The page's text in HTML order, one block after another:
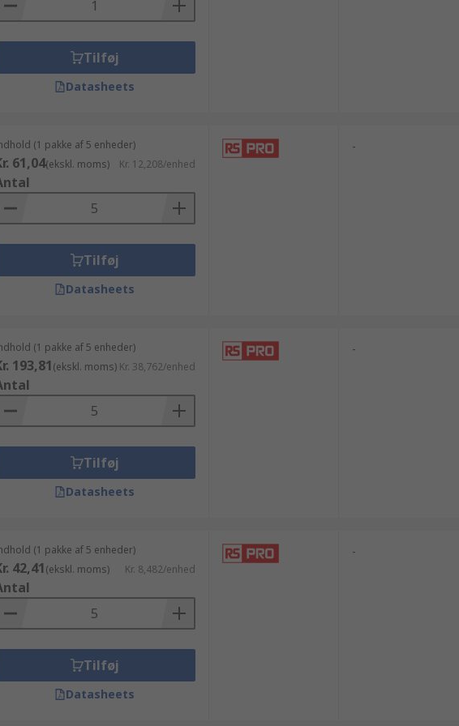
Tilføj
Datasheets
(1 pakke af 5 enheder)
61,04(ekskl. moms) Kr. 12,208/enhed
Tilføj
Datasheets
-
(1 pakke af 5 enheder)
193,81(ekskl. moms) Kr. 38,762/enhed
Tilføj
Datasheets
-
(1 pakke af 5 enheder)
42,41(ekskl. moms) Kr. 8,482/enhed
Tilføj
Datasheets
-